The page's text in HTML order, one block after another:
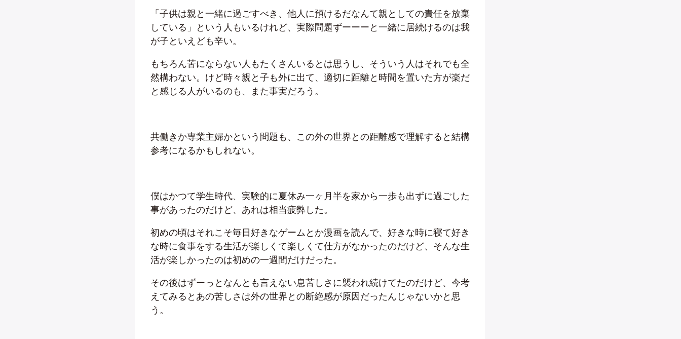
「子供は親と一緒に過ごすべき、他人に預けるだなんて親としての責任を放棄
している」という人もいるけれど、実際問題ずーーーと一緒に居続けるのは我
が子といえども辛い。
もちろん苦にならない人もたくさんいるとは思うし、そういう人はそれでも全
然構わない。けど時々親と子も外に出て、適切に距離と時間を置いた方が楽だ
と感じる人がいるのも、また事実だろう。
共働きか専業主婦かという問題も、この外の世界との距離感で理解すると結構
参考になるかもしれない。
僕はかつて学生時代、実験的に夏休み一ヶ月半を家から一歩も出ずに過ごした
事があったのだけど、あれは相当疲弊した。
初めの頃はそれこそ毎日好きなゲームとか漫画を読んで、好きな時に寝て好き
な時に食事をする生活が楽しくて楽しくて仕方がなかったのだけど、そんな生
活が楽しかったのは初めの一週間だけだった。
その後はずーっとなんとも言えない息苦しさに襲われ続けてたのだけど、今考
えてみるとあの苦しさは外の世界との断絶感が原因だったんじゃないかと思
う。